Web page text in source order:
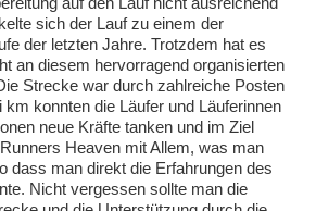
sich der Lauf zu einem der
der letzten Jahre. Trotzdem hat es
an diesem hervorragend organisierten
Strecke war durch zahlreiche Posten
km konnten die Läufer und Läuferinnen
neue Kräfte tanken und im Ziel
Heaven mit Allem, was man
dass man direkt die Erfahrungen des
Nicht vergessen sollte man die